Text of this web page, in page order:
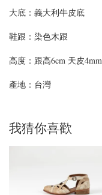
大底：義大利牛皮底
鞋跟：染色木跟
高度：跟高6cm 天皮4mm
產地：台灣
我猜你喜歡